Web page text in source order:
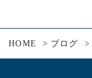
HOME ブログ